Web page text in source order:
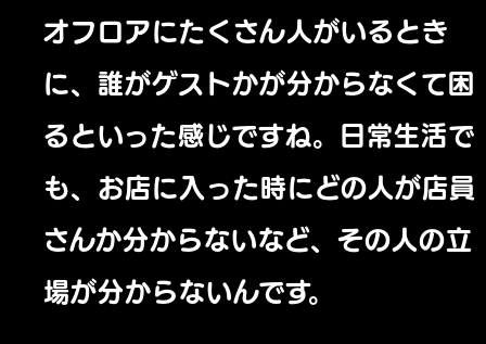
オフロアにたくさん人がいるとき
に、誰がゲストかが分からなくて困
るといった感じですね。日常生活で
も、お店に入った時にどの人が店員
さんか分からないなど、その人の立
場が分からないんです。